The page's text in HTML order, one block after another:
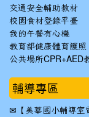
交通安全輔助教材
校園食材登錄平臺
我的午餐有心機
教育部健康體育護照
公共場所CPR+AED
輔導專區
✉ 【美華國小輔導室